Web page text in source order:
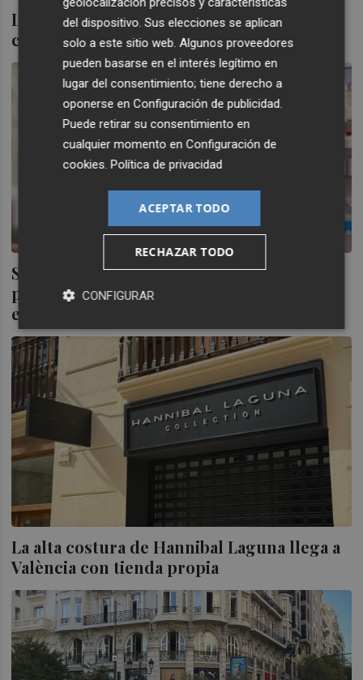
La calle Colón de València, entre las vías
comerciales más caras de España
Seis empresas valencianas, galardonadas
por su capacidad de adaptación al cambio
en el pequeño comercio en Retail Future
La alta costura de Hannibal Laguna llega a
València con tienda propia
del dispositivo. Sus elecciones se aplican
solo a este sitio web. Algunos proveedores
pueden basarse en el interés legítimo en
lugar del consentimiento; tiene derecho a
oponerse enConfiguración de publicidad.
Puede retirar su consentimiento en
cualquier momento enConfiguración de
cookies.Política de privacidad
ACEPTAR TODO
RECHAZAR TODO
CONFIGURAR